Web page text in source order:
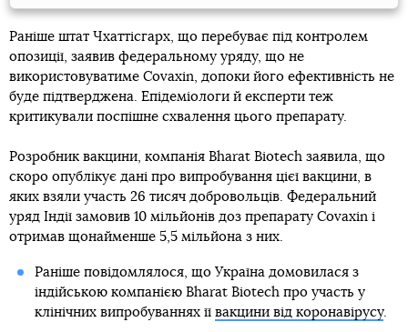
Раніше штат Чхаттісгарх, що перебуває під контролем
опозиції, заявив федеральному уряду, що не
використовуватиме Covaxin, допоки його ефективність не
буде підтверджена. Епідеміологи й експерти теж
критикували поспішне схвалення цього препарату.
Розробник вакцини, компанія Bharat Biotech заявила, що
скоро опублікує дані про випробування цієї вакцини, в
яких взяли участь 26 тисяч добровольців. Федеральний
уряд Індії замовив 10 мільйонів доз препарату Covaxin і
отримав щонайменше 5,5 мільйона з них.
Раніше повідомлялося, що Україна домовилася з
індійською компанією Bharat Biotech про участь у
клінічних випробуваннях її вакцини від коронавірусу.